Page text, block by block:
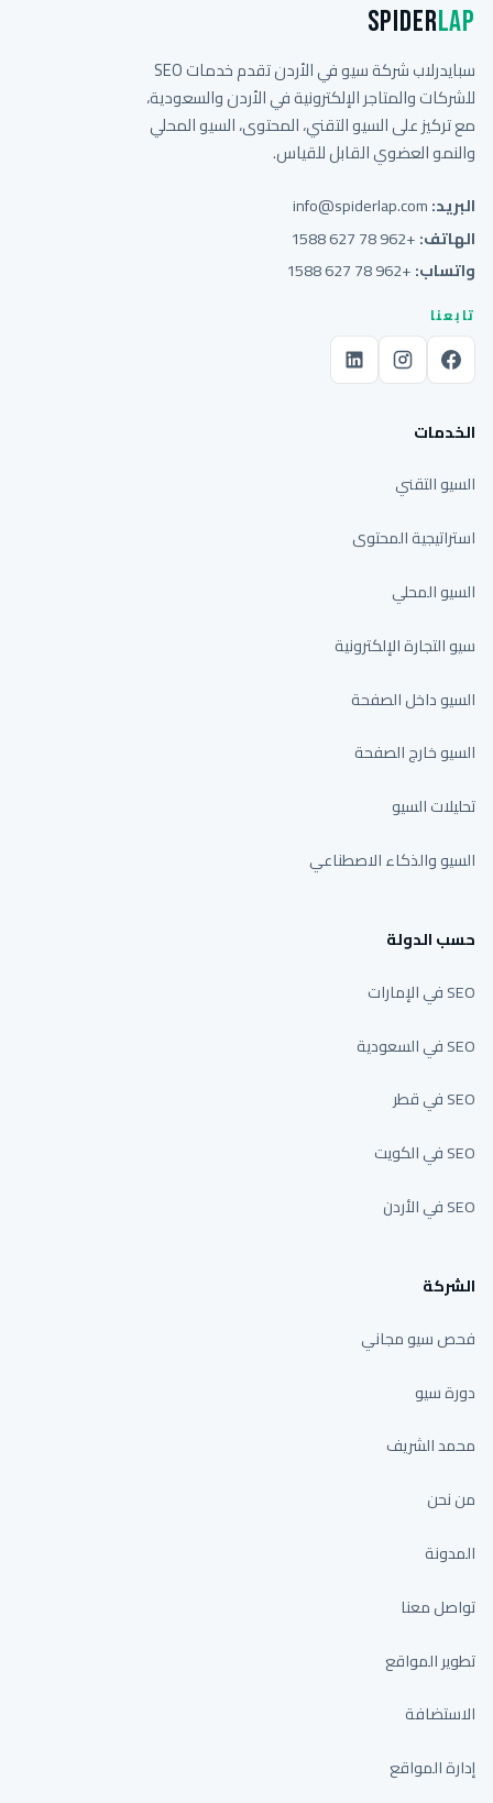
SpiderLap
سبايدرلاب شركة سيو في الأردن تقدم خدمات SEO
للشركات والمتاجر الإلكترونية في الأردن والسعودية،
مع تركيز على السيو التقني، المحتوى، السيو المحلي
والنمو العضوي القابل للقياس.
البريد:info@spiderlap.com
الهاتف:+962 78 627 1588
واتساب:+962 78 627 1588
تابعنا
الخدمات
السيو التقني
استراتيجية المحتوى
السيو المحلي
سيو التجارة الإلكترونية
السيو داخل الصفحة
السيو خارج الصفحة
تحليلات السيو
السيو والذكاء الاصطناعي
حسب الدولة
SEO في الإمارات
SEO في السعودية
SEO في قطر
SEO في الكويت
SEO في الأردن
الشركة
فحص سيو مجاني
دورة سيو
محمد الشريف
من نحن
المدونة
تواصل معنا
تطوير المواقع
الاستضافة
إدارة المواقع